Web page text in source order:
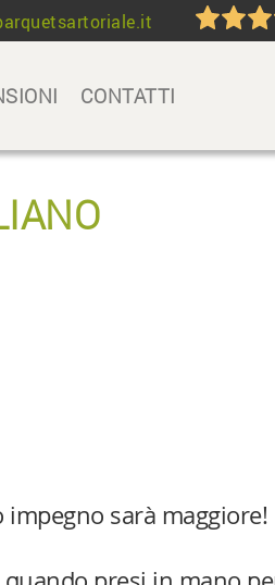
CONTATTI
sarà maggiore!